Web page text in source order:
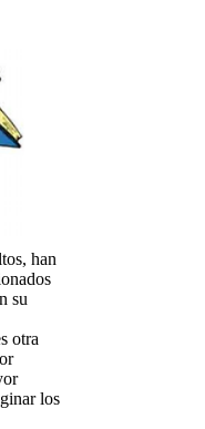
han
su
otra
los